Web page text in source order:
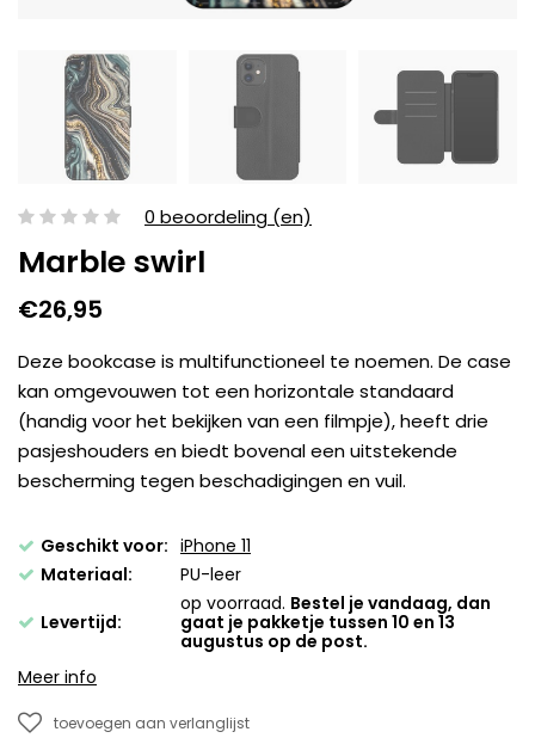
0 beoordeling (en)
Marble swirl
€26,95
Deze bookcase is multifunctioneel te noemen. De case
kan omgevouwen tot een horizontale standaard
(handig voor het bekijken van een filmpje), heeft drie
pasjeshouders en biedt bovenal een uitstekende
bescherming tegen beschadigingen en vuil.
Geschikt voor: iPhone 11
Materiaal:
PU-leer
Levertijd:
op voorraad. Bestel je vandaag, dan
gaat je pakketje tussen 10 en 13
augustus op de post.
Meer info
toevoegen aan verlanglijst